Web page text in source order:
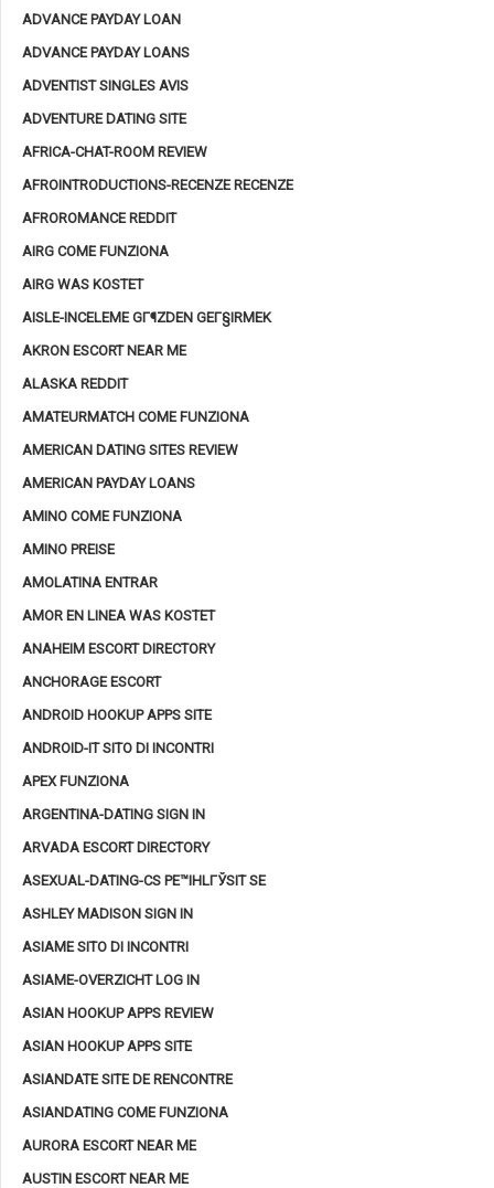
ADVANCE PAYDAY LOAN
ADVANCE PAYDAY LOANS
ADVENTIST SINGLES AVIS
ADVENTURE DATING SITE
AFRICA-CHAT-ROOM REVIEW
AFROINTRODUCTIONS-RECENZE RECENZE
AFROROMANCE REDDIT
AIRG COME FUNZIONA
AIRG WAS KOSTET
AISLE-INCELEME GГ¶ZDEN GEГ§IRMEK
AKRON ESCORT NEAR ME
ALASKA REDDIT
AMATEURMATCH COME FUNZIONA
AMERICAN DATING SITES REVIEW
AMERICAN PAYDAY LOANS
AMINO COME FUNZIONA
AMINO PREISE
AMOLATINA ENTRAR
AMOR EN LINEA WAS KOSTET
ANAHEIM ESCORT DIRECTORY
ANCHORAGE ESCORT
ANDROID HOOKUP APPS SITE
ANDROID-IT SITO DI INCONTRI
APEX FUNZIONA
ARGENTINA-DATING SIGN IN
ARVADA ESCORT DIRECTORY
ASEXUAL-DATING-CS PЕ™IHLГЎSIT SE
ASHLEY MADISON SIGN IN
ASIAME SITO DI INCONTRI
ASIAME-OVERZICHT LOG IN
ASIAN HOOKUP APPS REVIEW
ASIAN HOOKUP APPS SITE
ASIANDATE SITE DE RENCONTRE
ASIANDATING COME FUNZIONA
AURORA ESCORT NEAR ME
AUSTIN ESCORT NEAR ME